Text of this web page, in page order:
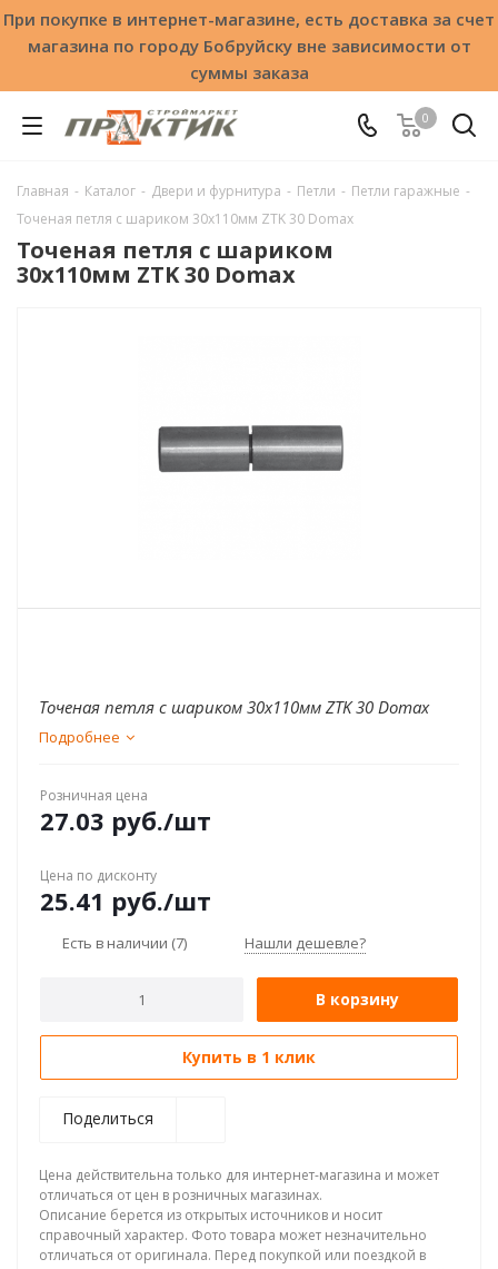
При покупке в интернет-магазине, есть доставка за счет
магазина по городу Бобруйску вне зависимости от
суммы заказа
0
Главная - Каталог - Двери и фурнитура - Петли - Петли гаражные -
Точеная петля с шариком 30x110мм ZTK 30 Domax
Точеная петля с шариком
30x110мм ZTK 30 Domax
Точеная петля с шариком 30x110мм ZTK 30 Domax
Подробнее
Розничная цена
27.03 руб./шт
Цена по дисконту
25.41 руб./шт
Есть в наличии (7) Нашли дешевле?
В корзину
Купить в 1 клик
Поделиться
Цена действительна только для интернет-магазина и может
отличаться от цен в розничных магазинах.
Описание берется из открытых источников и носит
справочный характер. Фото товара может незначительно
отличаться от оригинала. Перед покупкой или поездкой в